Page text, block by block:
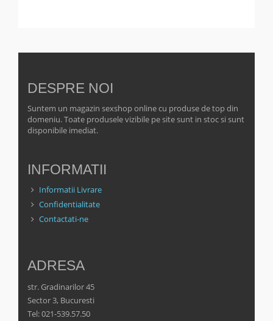
DESPRE NOI
Suntem un magazin sexshop online cu produse de top din
domeniu. Toate produsele vizibile pe site sunt in stoc si sunt
disponibile imediat.
INFORMATII
Informatii Livrare
Confidentialitate
Contactati-ne
ADRESA
str. Gradinarilor 45
Sector 3, Bucuresti
Tel: 021-539.57.50